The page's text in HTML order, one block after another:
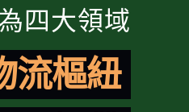
四大領域
流樞紐